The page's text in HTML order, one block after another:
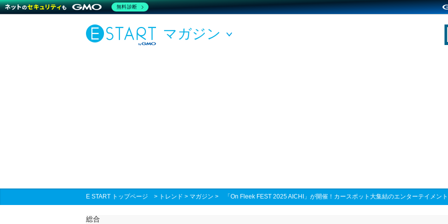
マガジン
E START トップページ > トレンド > マガジン > 「On Fleek FEST 2025 AICHI」が開催！カースポット大集結のエンターテイメン
総合
無料診断